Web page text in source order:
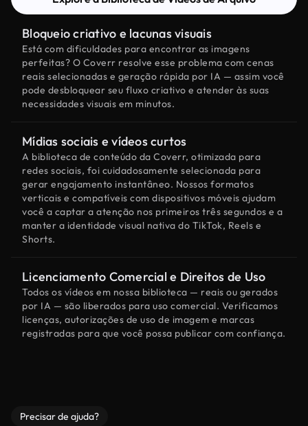
Bloqueio criativo e lacunas visuais
Está com dificuldades para encontrar as imagens
perfeitas? O Coverr resolve esse problema com cenas
reais selecionadas e geração rápida por IA — assim você
pode desbloquear seu fluxo criativo e atender às suas
necessidades visuais em minutos.
Mídias sociais e vídeos curtos
A biblioteca de conteúdo da Coverr, otimizada para
redes sociais, foi cuidadosamente selecionada para
gerar engajamento instantâneo. Nossos formatos
verticais e compatíveis com dispositivos móveis ajudam
você a captar a atenção nos primeiros três segundos e a
manter a identidade visual nativa do TikTok, Reels e
Shorts.
Licenciamento Comercial e Direitos de Uso
Todos os vídeos em nossa biblioteca — reais ou gerados
por IA — são liberados para uso comercial. Verificamos
licenças, autorizações de uso de imagem e marcas
registradas para que você possa publicar com confiança.
Precisar de ajuda?